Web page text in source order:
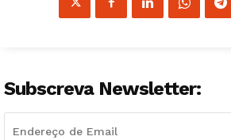
Subscreva Newsletter: